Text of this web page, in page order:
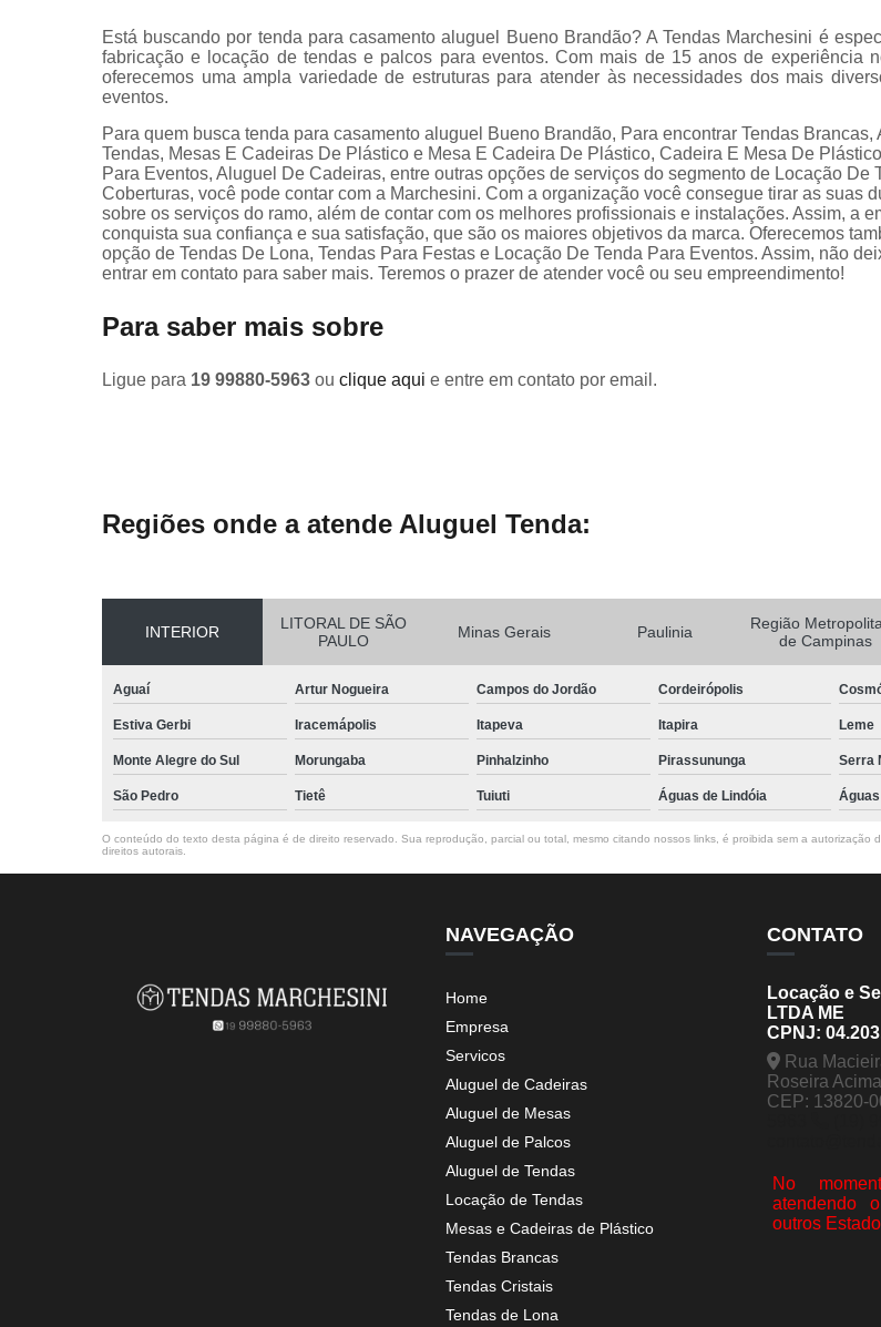
Está buscando por tenda para casamento aluguel Bueno Brandão? A Tendas Marchesini é
fabricação e locação de tendas e palcos para eventos. Com mais de 15 anos de experiência
oferecemos uma ampla variedade de estruturas para atender às necessidades dos mais
eventos.
Para quem busca tenda para casamento aluguel Bueno Brandão, Para encontrar Tendas Brancas,
Tendas, Mesas E Cadeiras De Plástico e Mesa E Cadeira De Plástico, Cadeira E Mesa De
Para Eventos, Aluguel De Cadeiras, entre outras opções de serviços do segmento de Locação De
Coberturas, você pode contar com a Marchesini. Com a organização você consegue tirar as suas
sobre os serviços do ramo, além de contar com os melhores profissionais e instalações. Assim, a
conquista sua confiança e sua satisfação, que são os maiores objetivos da marca. Oferecemos
opção de Tendas De Lona, Tendas Para Festas e Locação De Tenda Para Eventos. Assim, não
entrar em contato para saber mais. Teremos o prazer de atender você ou seu empreendimento!
Para saber mais sobre
Ligue para 19 99880-5963 ou clique aqui e entre em contato por email.
Regiões onde a atende Aluguel Tenda:
INTERIOR
LITORAL DE SÃO
PAULO
Minas Gerais Paulinia
Região
de Campinas
Aguaí Artur Nogueira Campos do Jordão Cordeirópolis
Estiva Gerbi Iracemápolis Itapeva Itapira Leme
Monte Alegre do Sul Morungaba Pinhalzinho Pirassununga Serra
São Pedro Tietê Tuiuti Águas de Lindóia
O conteúdo do texto desta página é de direito reservado. Sua reprodução, parcial ou total, mesmo citando nossos links, é proibida sem a
direitos autorais
NAVEGAÇÃO
Home
Empresa
Servicos
Aluguel de Cadeiras
Aluguel de Mesas
Aluguel de Palcos
Aluguel de Tendas
Locação de Tendas
Mesas e Cadeiras de Plástico
Tendas Brancas
Tendas Cristais
Tendas de Lona
CONTATO
Locação e
LTDA ME
CPNJ:
Rua
Roseira
CEP: 13820-
No
atendendo
outros